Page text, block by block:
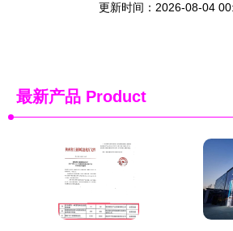
更新时间：2026-08-04
最新产品 Product